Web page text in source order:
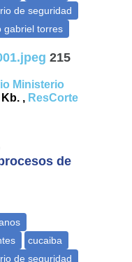
215
Ministerio
, ResCorte
de